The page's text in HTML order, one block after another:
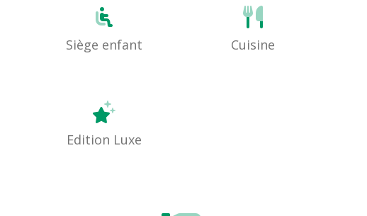
Siège enfant Cuisine
Edition Luxe